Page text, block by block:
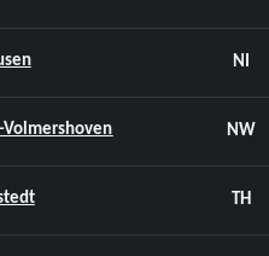
NI
NW
TH